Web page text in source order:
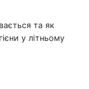
та як
у літньому